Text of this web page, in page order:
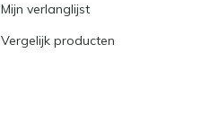
Mijn verlanglijst
Vergelijk producten